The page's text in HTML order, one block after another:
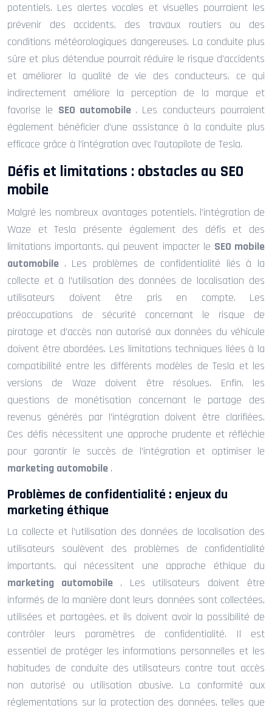
potentiels. Les alertes vocales et visuelles pourraient les
prévenir des accidents, des travaux routiers ou des
conditions météorologiques dangereuses. La conduite plus
sûre et plus détendue pourrait réduire le risque d’accidents
et améliorer la qualité de vie des conducteurs, ce qui
indirectement améliore la perception de la marque et
favorise le SEO automobile . Les conducteurs pourraient
également bénéficier d’une assistance à la conduite plus
efficace grâce à l’intégration avec l’autopilote de Tesla.
Défis et limitations : obstacles au SEO
mobile
Malgré les nombreux avantages potentiels, l’intégration de
Waze et Tesla présente également des défis et des
limitations importants, qui peuvent impacter le SEO mobile
automobile . Les problèmes de confidentialité liés à la
collecte et à l’utilisation des données de localisation des
utilisateurs doivent être pris en compte. Les
préoccupations de sécurité concernant le risque de
piratage et d’accès non autorisé aux données du véhicule
doivent être abordées. Les limitations techniques liées à la
compatibilité entre les différents modèles de Tesla et les
versions de Waze doivent être résolues. Enfin, les
questions de monétisation concernant le partage des
revenus générés par l’intégration doivent être clarifiées.
Ces défis nécessitent une approche prudente et réfléchie
pour garantir le succès de l’intégration et optimiser le
marketing automobile .
Problèmes de confidentialité : enjeux du
marketing éthique
La collecte et l’utilisation des données de localisation des
utilisateurs soulèvent des problèmes de confidentialité
importants, qui nécessitent une approche éthique du
marketing automobile . Les utilisateurs doivent être
informés de la manière dont leurs données sont collectées,
utilisées et partagées, et ils doivent avoir la possibilité de
contrôler leurs paramètres de confidentialité. Il est
essentiel de protéger les informations personnelles et les
habitudes de conduite des utilisateurs contre tout accès
non autorisé ou utilisation abusive. La conformité aux
réglementations sur la protection des données, telles que